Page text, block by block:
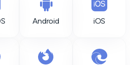
Android iOS